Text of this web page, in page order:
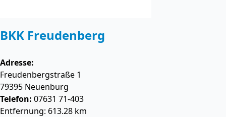
BKK Freudenberg
Adresse:
Freudenbergstraße 1
79395 Neuenburg
Telefon: 07631 71-403
Entfernung: 613.28 km